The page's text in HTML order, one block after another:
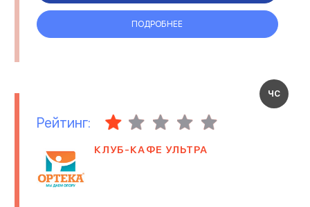
ПОДРОБНЕЕ
ЧС
Рейтинг:
КЛУБ-КАФЕ УЛЬТРА